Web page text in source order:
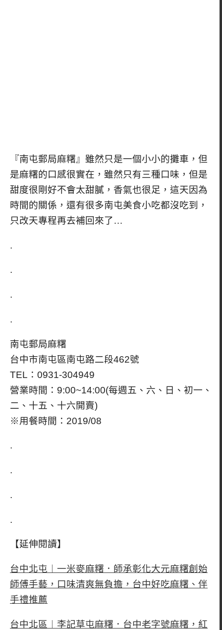
『南屯郵局麻糬』雖然只是一個小小的攤車，但
是麻糬的口感很實在，雖然只有三種口味，但是
甜度很剛好不會太甜膩，香氣也很足，這天因為
時間的關係，還有很多南屯美食小吃都沒吃到，
只改天專程再去補回來了…
.
.
.
.
南屯郵局麻糬
台中市南屯區南屯路二段462號
TEL：0931-304949
營業時間：9:00~14:00(每週五、六、日、初一、
二、十五、十六開賣)
※用餐時間：2019/08
.
.
.
.
【延伸閱讀】
台中北屯︱一米麥麻糬．師承彰化大元麻糬創始
師傅手藝，口味清爽無負擔，台中好吃麻糬、伴
手禮推薦
台中北區︱李記草屯麻糬．台中老字號麻糬，紅